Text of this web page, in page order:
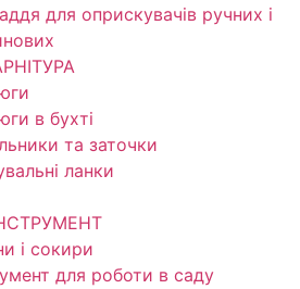
для оприскувачів ручних і
в бухті
та заточки
ланки
і сокири
для роботи в саду